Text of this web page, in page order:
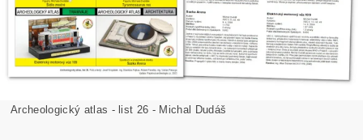
Archeologický atlas - list 26 - Michal Dudáš